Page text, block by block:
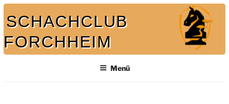
Zum
Inhalt
springen
SCHACHCLUB
FORCHHEIM
Menü